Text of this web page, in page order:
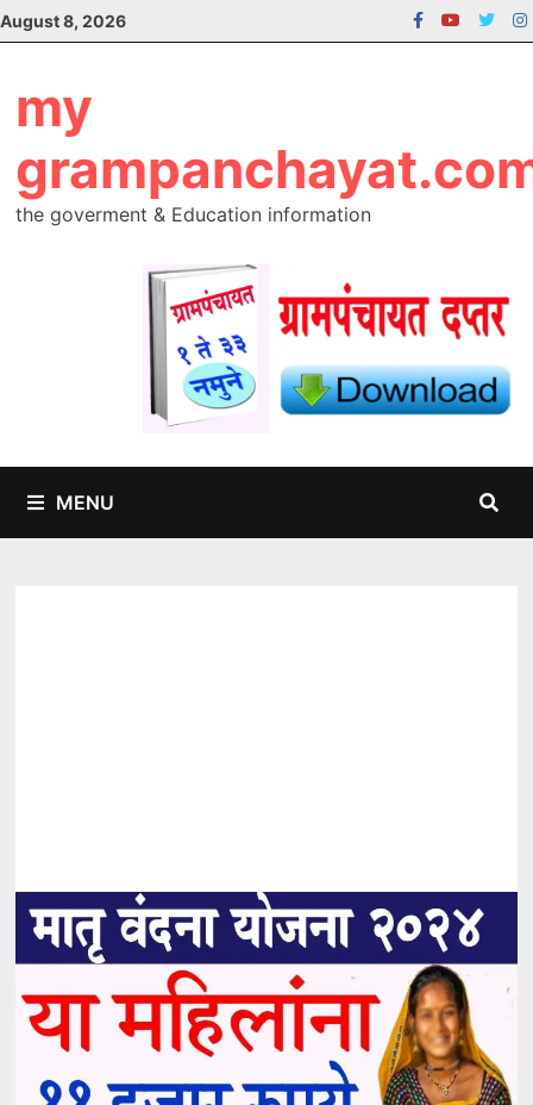
Skip
to
August 8, 2026
my
the goverment & Education information
MENU